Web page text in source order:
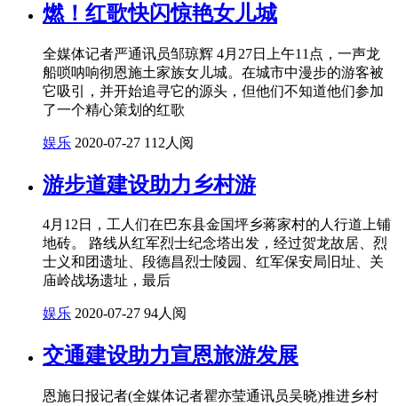
燃！红歌快闪惊艳女儿城
全媒体记者严通讯员邹琼辉 4月27日上午11点，一声龙
船唢呐响彻恩施土家族女儿城。在城市中漫步的游客被
它吸引，并开始追寻它的源头，但他们不知道他们参加
了一个精心策划的红歌
娱乐 2020-07-27 112人阅
游步道建设助力乡村游
4月12日，工人们在巴东县金国坪乡蒋家村的人行道上铺
地砖。 路线从红军烈士纪念塔出发，经过贺龙故居、烈
士义和团遗址、段德昌烈士陵园、红军保安局旧址、关
庙岭战场遗址，最后
娱乐 2020-07-27 94人阅
交通建设助力宣恩旅游发展
恩施日报记者(全媒体记者瞿亦莹通讯员吴晓)推进乡村